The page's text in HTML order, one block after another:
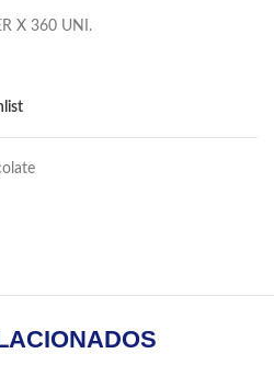
X 360 UNI.